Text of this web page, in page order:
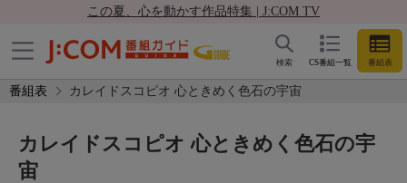
この夏、心を動かす作品特集 | J:COM TV
CS番組一覧 番組表
検索
番組表 カレイドスコピオ 心ときめく色石の宇宙
カレイドスコピオ 心ときめく色石の宇
宙